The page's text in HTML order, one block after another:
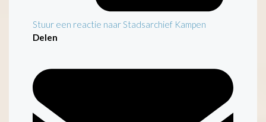
Stuur een reactie naar Stadsarchief Kampen
Delen